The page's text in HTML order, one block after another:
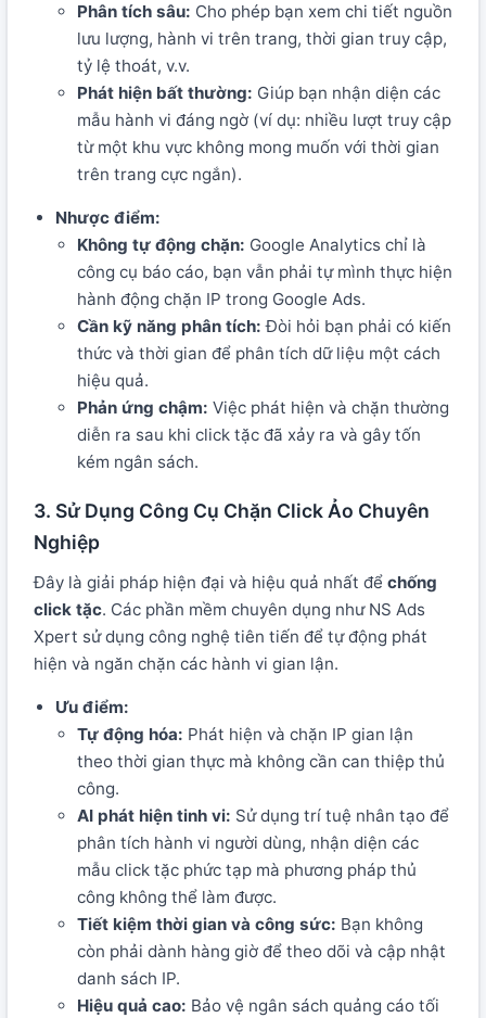
Phân tích sâu: Cho phép bạn xem chi tiết nguồn
lưu lượng, hành vi trên trang, thời gian truy cập,
tỷ lệ thoát, v.v.
Phát hiện bất thường: Giúp bạn nhận diện các
mẫu hành vi đáng ngờ (ví dụ: nhiều lượt truy cập
từ một khu vực không mong muốn với thời gian
trên trang cực ngắn).
Nhược điểm:
Không tự động chặn: Google Analytics chỉ là
công cụ báo cáo, bạn vẫn phải tự mình thực hiện
hành động chặn IP trong Google Ads.
Cần kỹ năng phân tích: Đòi hỏi bạn phải có kiến
thức và thời gian để phân tích dữ liệu một cách
hiệu quả.
Phản ứng chậm: Việc phát hiện và chặn thường
diễn ra sau khi click tặc đã xảy ra và gây tốn
kém ngân sách.
3. Sử Dụng Công Cụ Chặn Click Ảo Chuyên
Nghiệp
Đây là giải pháp hiện đại và hiệu quả nhất để chống
click tặc. Các phần mềm chuyên dụng như NS Ads
Xpert sử dụng công nghệ tiên tiến để tự động phát
hiện và ngăn chặn các hành vi gian lận.
Ưu điểm:
Tự động hóa: Phát hiện và chặn IP gian lận
theo thời gian thực mà không cần can thiệp thủ
công.
AI phát hiện tinh vi: Sử dụng trí tuệ nhân tạo để
phân tích hành vi người dùng, nhận diện các
mẫu click tặc phức tạp mà phương pháp thủ
công không thể làm được.
Tiết kiệm thời gian và công sức: Bạn không
còn phải dành hàng giờ để theo dõi và cập nhật
danh sách IP.
Hiệu quả cao: Bảo vệ ngân sách quảng cáo tối